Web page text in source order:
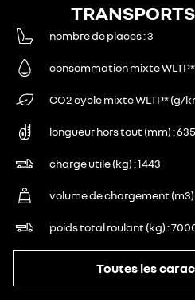
nombre de places 3
consommation mixte
CO2 cycle mixte WLTP* (g/
longueur hors tout (mm)
charge utile (kg) 1443
volume de chargement (m3)
poids total roulant (kg)
Toutes les